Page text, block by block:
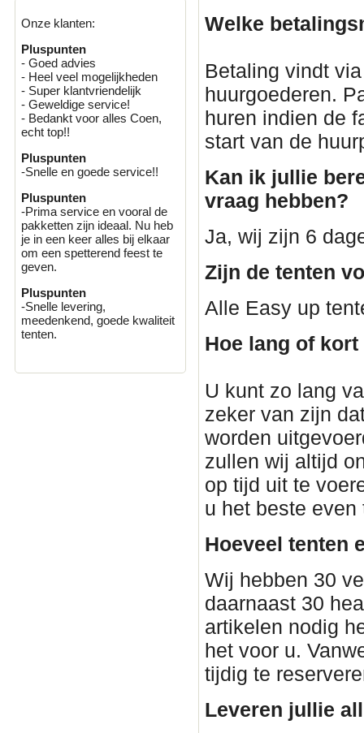
Onze klanten:
Pluspunten
- Goed advies
- Heel veel mogelijkheden
- Super klantvriendelijk
- Geweldige service!
- Bedankt voor alles Coen,
echt top!!
Pluspunten
-Snelle en goede service!!
Pluspunten
-Prima service en vooral de
pakketten zijn ideaal. Nu heb
je in een keer alles bij elkaar
om een spetterend feest te
geven.
Pluspunten
-Snelle levering,
meedenkend, goede kwaliteit
tenten.
Welke
Betaling vindt
huurgoederen.
huren indien de
start van de
Kan ik jullie
vraag hebben?
Ja, wij zijn 6
Zijn de tenten
Alle Easy up
Hoe lang of
U kunt zo lang
zeker van zijn
worden
zullen wij altijd
op tijd uit te
u het beste
Hoeveel tenten
Wij hebben 30
daarnaast 30
artikelen nodig
het voor u.
tijdig te
Leveren jullie